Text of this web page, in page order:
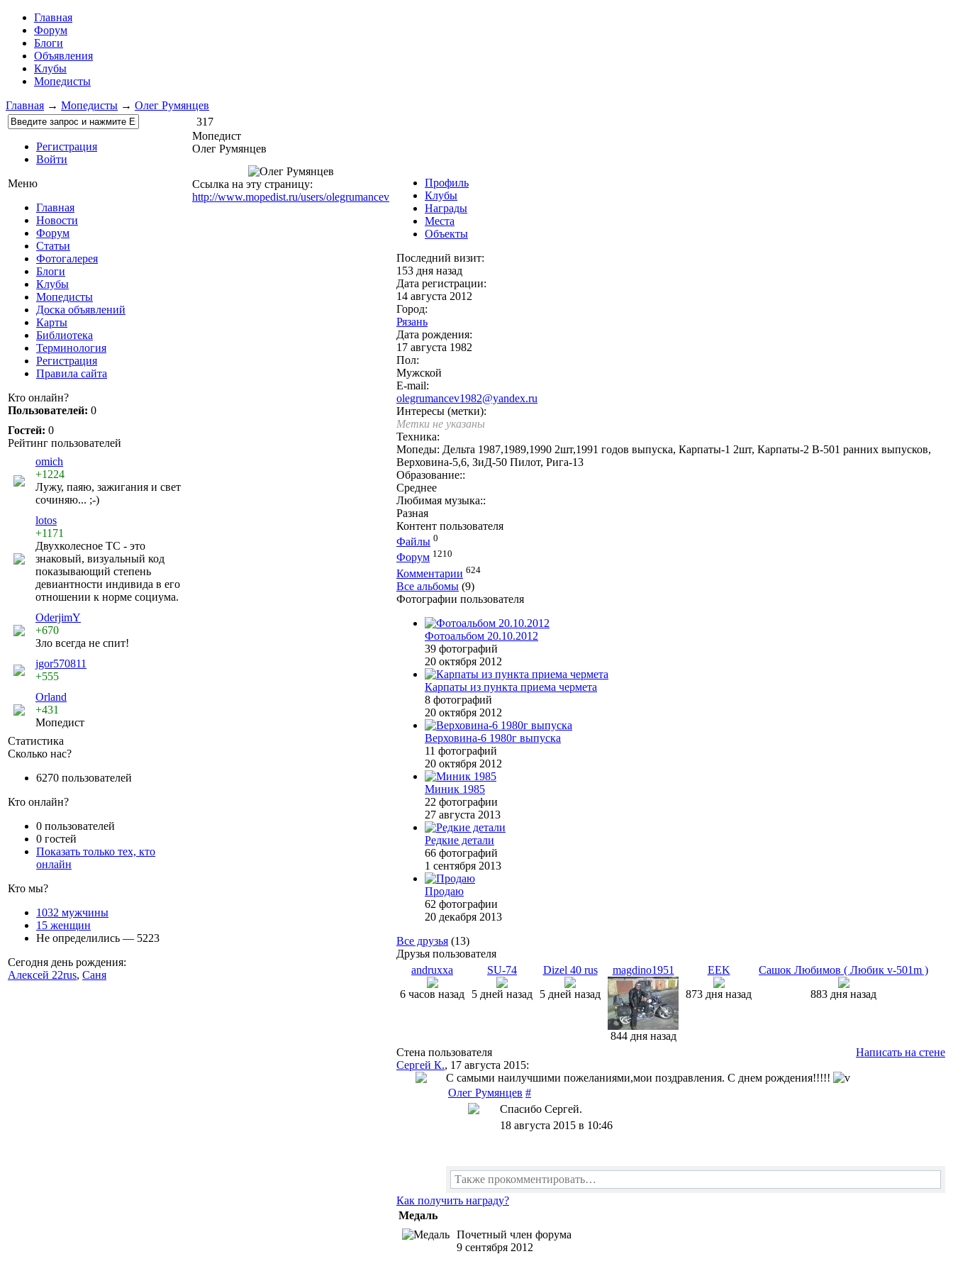
Главная
Форум
Блоги
Объявления
Клубы
Мопедисты
Главная → Мопедисты → Олег Румянцев
Регистрация
Войти
Меню
Главная
Новости
Форум
Статьи
Фотогалерея
Блоги
Клубы
Мопедисты
Доска объявлений
Карты
Библиотека
Терминология
Регистрация
Правила сайта
Кто онлайн?
Пользователей: 0
Гостей: 0
Рейтинг пользователей
omich
+1224
Лужу, паяю, зажигания и свет
сочиняю... ;-)
lotos
+1171
Двухколесное ТС - это
знаковый, визуальный код
показывающий степень
девиантности индивида в его
отношении к норме социума.
OderjimY
+670
Зло всегда не спит!
jgor570811
+555
Orland
+431
Мопедист
Статистика
Сколько нас?
6270 пользователей
Кто онлайн?
0 пользователей
0 гостей
Показать только тех, кто
онлайн
Кто мы?
1032 мужчины
15 женщин
Не определились — 5223
Сегодня день рождения:
Алексей 22rus, Саня
317
Мопедист
Олег Румянцев
Ссылка на эту страницу:
http://www.mopedist.ru/users/olegrumancev
Профиль
Клубы
Награды
Места
Объекты
Последний визит:
153 дня назад
Дата регистрации:
14 августа 2012
Город:
Рязань
Дата рождения:
17 августа 1982
Пол:
Мужской
E-mail:
olegrumancev1982@yandex.ru
Интересы (метки):
Метки не указаны
Техника:
Мопеды: Дельта 1987,1989,1990 2шт,1991 годов выпуска, Карпаты-1 2шт, Карпаты-2 В-501 ранних выпусков,
Верховина-5,6, ЗиД-50 Пилот, Рига-13
Образование::
Среднее
Любимая музыка::
Разная
Контент пользователя
Файлы 0
Форум 1210
Комментарии 624
Все альбомы (9)
Фотографии пользователя
Фотоальбом 20.10.2012
39 фотографий
20 октября 2012
Карпаты из пункта приема чермета
8 фотографий
20 октября 2012
Верховина-6 1980г выпуска
11 фотографий
20 октября 2012
Миник 1985
22 фотографии
27 августа 2013
Редкие детали
66 фотографий
1 сентября 2013
Продаю
62 фотографии
20 декабря 2013
Все друзья (13)
Друзья пользователя
andruxxa
6 часов назад
SU-74
5 дней назад
Dizel 40 rus
5 дней назад
magdino1951
844 дня назад
EEK
873 дня назад
Сашок Любимов ( Любик v-501m )
883 дня назад
Стена пользователя
Написать на стене
Сергей К., 17 августа 2015:
С самыми наилучшими пожеланиями,мои поздравления. С днем рождения!!!!!
Олег Румянцев #
Спасибо Сергей.
18 августа 2015 в 10:46
Также прокомментировать…
Как получить награду?
Медаль
Почетный член форума
9 сентября 2012